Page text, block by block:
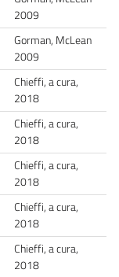
2009
Gorman, McLean
2009
Chieffi, a cura,
2018
Chieffi, a cura,
2018
Chieffi, a cura,
2018
Chieffi, a cura,
2018
Chieffi, a cura,
2018